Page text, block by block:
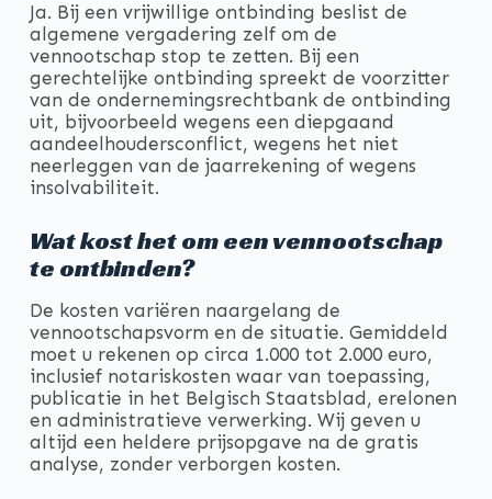
Ja. Bij een vrijwillige ontbinding beslist de
algemene vergadering zelf om de
vennootschap stop te zetten. Bij een
gerechtelijke ontbinding spreekt de voorzitter
van de ondernemingsrechtbank de ontbinding
uit, bijvoorbeeld wegens een diepgaand
aandeelhoudersconflict, wegens het niet
neerleggen van de jaarrekening of wegens
insolvabiliteit.
Wat kost het om een vennootschap
te ontbinden?
De kosten variëren naargelang de
vennootschapsvorm en de situatie. Gemiddeld
moet u rekenen op circa 1.000 tot 2.000 euro,
inclusief notariskosten waar van toepassing,
publicatie in het Belgisch Staatsblad, erelonen
en administratieve verwerking. Wij geven u
altijd een heldere prijsopgave na de gratis
analyse, zonder verborgen kosten.